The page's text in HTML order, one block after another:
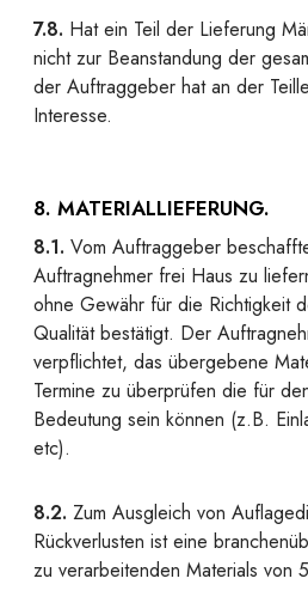
7.8. Hat ein Teil der Lieferung
nicht zur Beanstandung der
der Auftraggeber hat an der
Interesse.
8. MATERIALLIEFERUNG.
8.1. Vom Auftraggeber
Auftragnehmer frei Haus zu
ohne Gewähr für die Richtigkeit
Qualität bestätigt. Der
verpflichtet, das übergebene
Termine zu überprüfen die für
Bedeutung sein können (z.B.
etc).
8.2. Zum Ausgleich von
Rückverlusten ist eine
zu verarbeitenden Materials von